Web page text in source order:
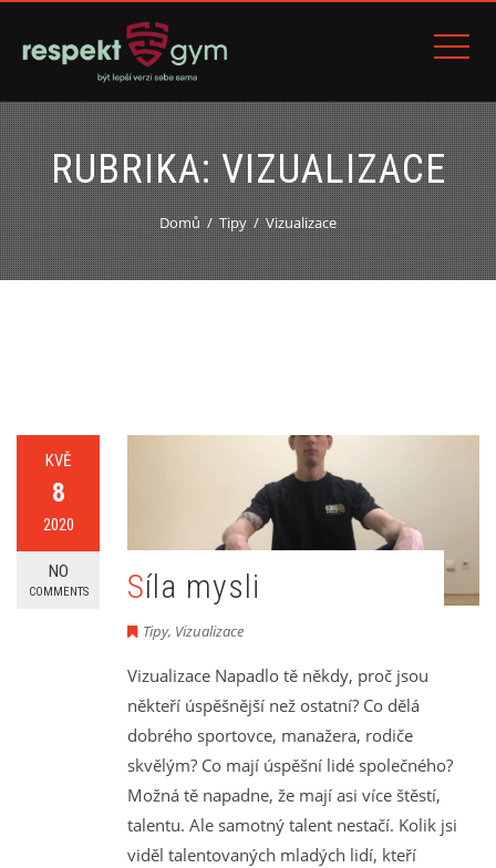
RUBRIKA:VIZUALIZACE
Domů Tipy Vizualizace
KVĚ
8
2020
NO
COMMENTS Síla mysli
Tipy, Vizualizace
Vizualizace Napadlo tě někdy, proč jsou
někteří úspěšnější než ostatní? Co dělá
dobrého sportovce, manažera, rodiče
skvělým? Co mají úspěšní lidé společného?
Možná tě napadne, že mají asi více štěstí,
talentu. Ale samotný talent nestačí. Kolik jsi
viděl talentovaných mladých lidí, kteří